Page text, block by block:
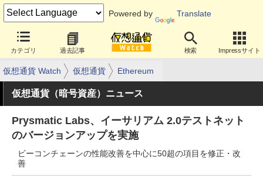
Powered by Translate
カテゴリ 過去記事 検索 Impressサイト
仮想通貨 Watch 仮想通貨 Ethereum
仮想通貨（暗号資産）ニュース
Prysmatic Labs、イーサリアム 2.0テストネット
のバージョンアップを実施
ビーコンチェーンの性能改善を中心に50超の項目を修正・改
善